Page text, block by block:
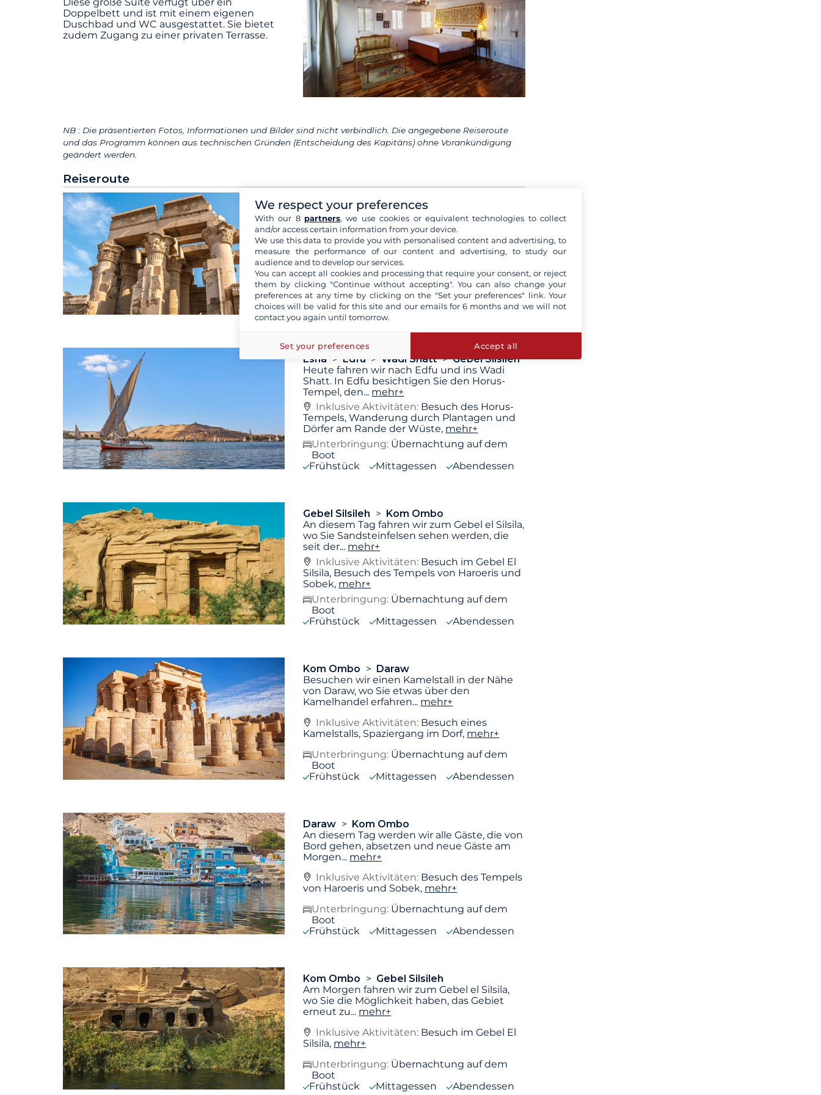
Diese große Suite verfügt über ein
Doppelbett und ist mit einem eigenen
Duschbad und WC ausgestattet. Sie bietet
zudem Zugang zu einer privaten Terrasse.
NB : Die präsentierten Fotos, Informationen und Bilder sind nicht verbindlich. Die angegebene Reiseroute
und das Programm können aus technischen Gründen (Entscheidung des Kapitäns) ohne Vorankündigung
geändert werden.
Reiseroute
Luxor
Esna
Willkommen in Luxor, der historischen Stadt
am Nil mit ihren beeindruckenden
Sehenswürdigkeiten...mehr+
Inklusive Aktivitäten:Besuch des Tempels
von Esna,mehr+
Unterbringung: Übernachtung auf dem
Boot
Frühstück
Mittagessen Abendessen
Esna Edfu Wadi Shatt
Gebel Silsileh
Heute fahren wir nach Edfu und ins Wadi
Shatt. In Edfu besichtigen Sie den Horus-
Tempel, den... mehr+
Inklusive Aktivitäten: Besuch des Horus-
Tempels, Wanderung durch Plantagen und
Dörfer am Rande der Wüste, mehr+
Unterbringung: Übernachtung auf dem
Boot
Frühstück
Mittagessen Abendessen
Gebel Silsileh
Kom Ombo
An diesem Tag fahren wir zum Gebel el Silsila,
wo Sie Sandsteinfelsen sehen werden, die
seit der... mehr+
Inklusive Aktivitäten: Besuch im Gebel El
Silsila, Besuch des Tempels von Haroeris und
Sobek, mehr+
Unterbringung: Übernachtung auf dem
Boot
Frühstück
Mittagessen Abendessen
Kom Ombo
Daraw
Besuchen wir einen Kamelstall in der Nähe
von Daraw, wo Sie etwas über den
Kamelhandel erfahren... mehr+
Inklusive Aktivitäten: Besuch eines
Kamelstalls, Spaziergang im Dorf, mehr+
Unterbringung: Übernachtung auf dem
Boot
Frühstück
Mittagessen Abendessen
Daraw
Kom Ombo
An diesem Tag werden wir alle Gäste, die von
Bord gehen, absetzen und neue Gäste am
Morgen... mehr+
Inklusive Aktivitäten: Besuch des Tempels
von Haroeris und Sobek, mehr+
Unterbringung: Übernachtung auf dem
Boot
Frühstück
Mittagessen Abendessen
Kom Ombo
Gebel Silsileh
Am Morgen fahren wir zum Gebel el Silsila,
wo Sie die Möglichkeit haben, das Gebiet
erneut zu... mehr+
Inklusive Aktivitäten: Besuch im Gebel El
Silsila, mehr+
Unterbringung: Übernachtung auf dem
Boot
Frühstück
Mittagessen Abendessen
We respect your preferences
With our 8 partners, we use cookies or equivalent technologies to collect
and/or access certain information from your device.
We use this data to provide you with personalised content and advertising, to
measure the performance of our content and advertising, to study our
audience and to develop our services.
You can accept all cookies and processing that require your consent, or reject
them by clicking "Continue without accepting". You can also change your
preferences at any time by clicking on the "Set your preferences" link. Your
choices will be valid for this site and our emails for 6 months and we will not
contact you again until tomorrow.
Set your preferences Accept all